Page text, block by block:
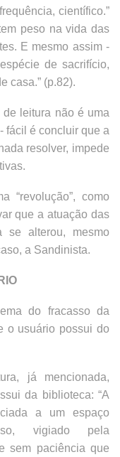
científico.”
peso na vida das
E mesmo assim -
de sacrifício,
casa.” (p.82).
leitura não é uma
fácil é concluir que a
resolver, impede
“revolução”, como
que a atuação das
se alterou, mesmo
a Sandinista.
do fracasso da
o usuário possui do
já mencionada,
da biblioteca: “A
a um espaço
vigiado pela
sem paciência que